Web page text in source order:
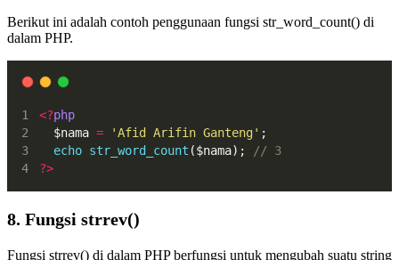
Berikut ini adalah contoh penggunaan fungsi str_word_count() di
dalam PHP.
<?php
  $nama
= 'Afid Arifin Ganteng' ;
echo str_word_count ($nama);
// 3
?>
8. Fungsi strrev()
Fungsi strrev() di dalam PHP berfungsi untuk mengubah suatu string